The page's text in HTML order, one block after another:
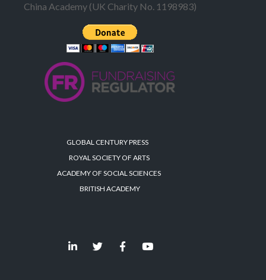
China Academy (UK Charity No. 1198983)
GLOBAL CENTURY PRESS
ROYAL SOCIETY OF ARTS
ACADEMY OF SOCIAL SCIENCES
BRITISH ACADEMY